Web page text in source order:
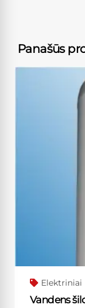
Panašūs
Elektriniai
Vandens